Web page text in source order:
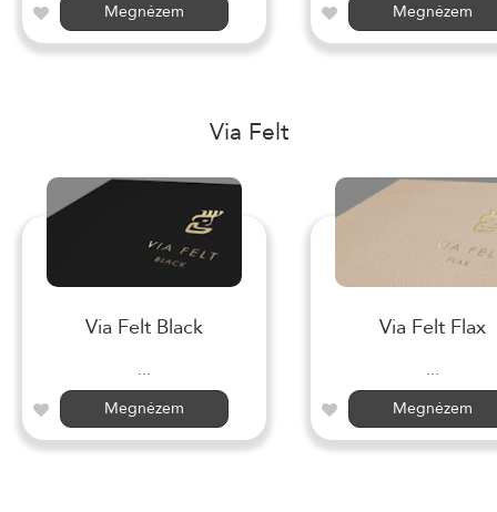
Megnézem
Megnézem
Via Felt
Via Felt Black
...
Megnézem
Via Felt Flax
...
Megnézem